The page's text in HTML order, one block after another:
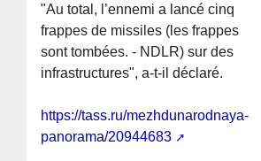
"Au total, l’ennemi a lancé cinq
frappes de missiles (les frappes
sont tombées. - NDLR) sur des
infrastructures", a-t-il déclaré.
https://tass.ru/mezhdunarodnaya-
panorama/20944683